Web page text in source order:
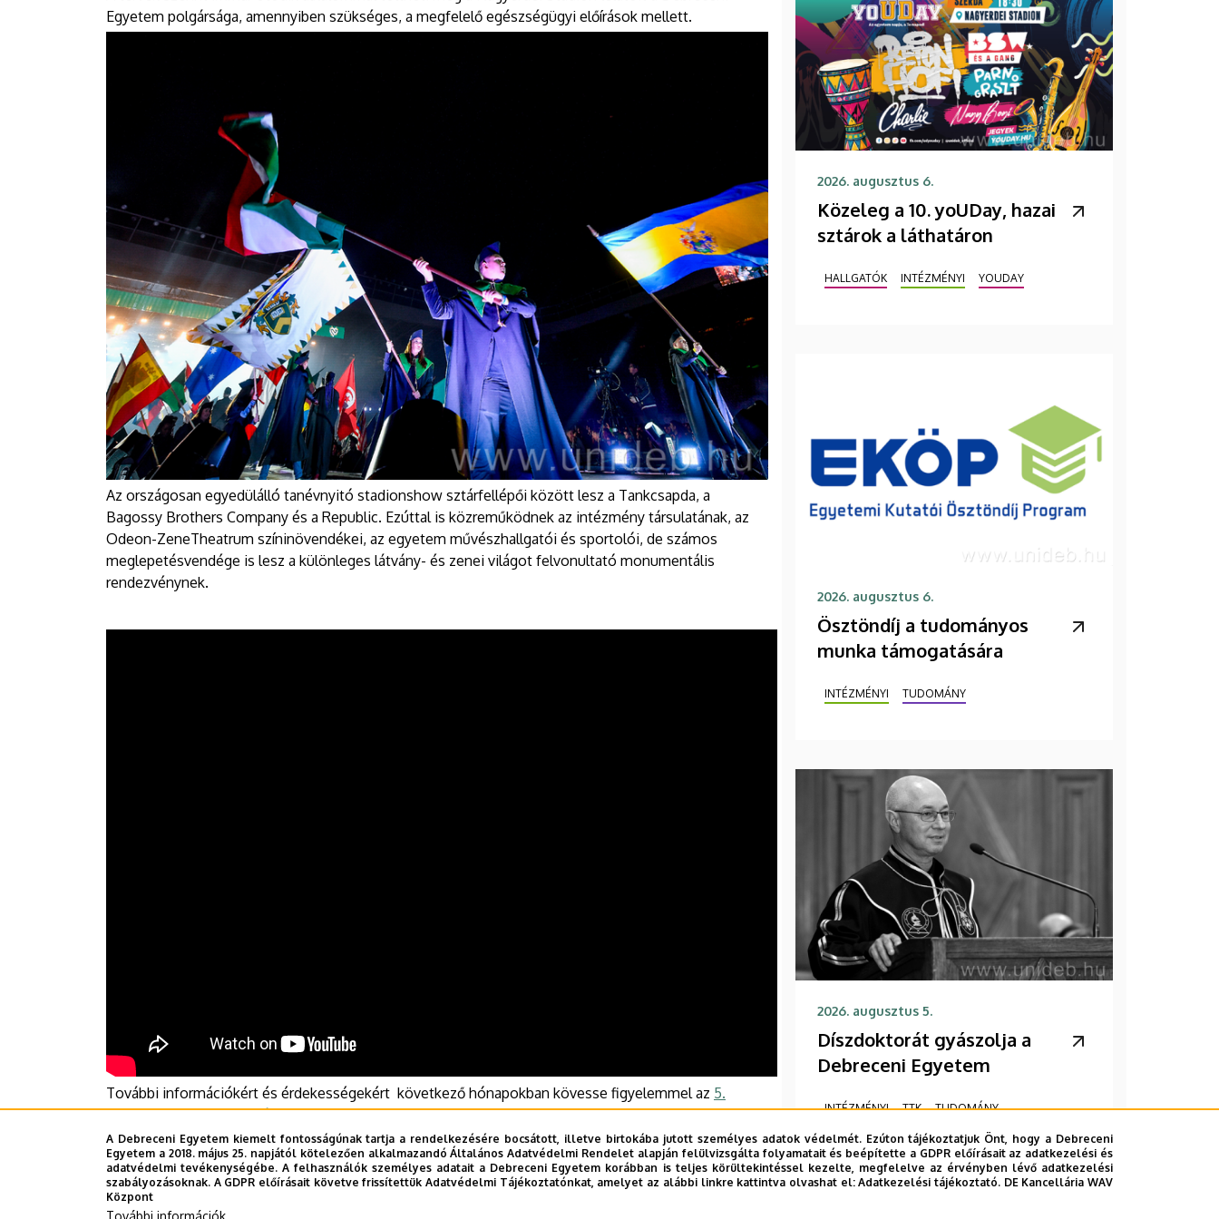
Egyetem polgársága, amennyiben szükséges, a megfelelő egészségügyi előírások mellett.
Az országosan egyedülálló tanévnyitó stadionshow sztárfellépői között lesz a Tankcsapda, a
Bagossy Brothers Company és a Republic. Ezúttal is közreműködnek az intézmény társulatának, az
Odeon-ZeneTheatrum színinövendékei, az egyetem művészhallgatói és sportolói, de számos
meglepetésvendége is lesz a különleges látvány- és zenei világot felvonultató monumentális
rendezvénynek.
További információkért és érdekességekért következő hónapokban kövesse figyelemmel az 5.
yoUDay Facebook-oldalát.
Sajtóiroda - TPL
2026. augusztus 6.
Közeleg a 10. yoUDay, hazai
sztárok a láthatáron
HALLGATÓK INTÉZMÉNYI YOUDAY
2026. augusztus 6.
Ösztöndíj a tudományos
munka támogatására
INTÉZMÉNYI TUDOMÁNY
2026. augusztus 5.
Díszdoktorát gyászolja a
Debreceni Egyetem
INTÉZMÉNYI TTK TUDOMÁNY
A Debreceni Egyetem kiemelt fontosságúnak tartja a rendelkezésére bocsátott, illetve birtokába jutott személyes adatok védelmét. Ezúton tájékoztatjuk Önt, hogy a Debreceni
Egyetem a 2018. május 25. napjától kötelezően alkalmazandó Általános Adatvédelmi Rendelet alapján felülvizsgálta folyamatait és beépítette a GDPR előírásait az adatkezelési és
adatvédelmi tevékenységébe. A felhasználók személyes adatait a Debreceni Egyetem korábban is teljes körültekintéssel kezelte, megfelelve az érvényben lévő adatkezelési
szabályozásoknak. A GDPR előírásait követve frissítettük Adatvédelmi Tájékoztatónkat, amelyet az alábbi linkre kattintva olvashat el:Adatkezelési tájékoztató. DE Kancellária WAV
Központ
További információk